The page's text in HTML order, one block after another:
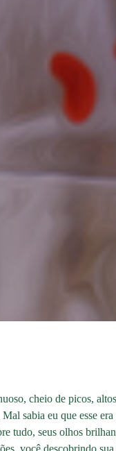
cheio de picos,
sabia eu que esse
tudo, seus olhos
você descobrindo sua